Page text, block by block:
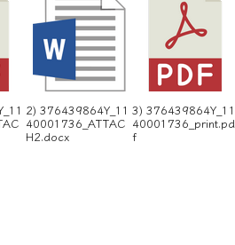
2) 376439864Y_11
40001736_ATTAC
H2.docx
3) 376439864Y_11
40001736_print.pd
f